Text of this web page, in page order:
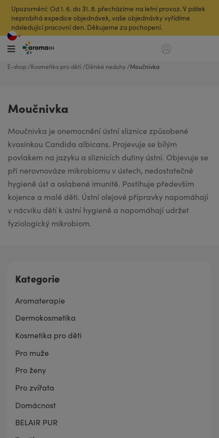
Upozornění: Od 1. 6. do 31. 8. přecházíme na letní provoz. V pátek
neprobíhá expedice objednávek, vaše objednávky vyřídíme
následující pracovní den. Děkujeme za pochopení.
E-shop Kosmetika pro děti Dětské neduhy Moučnivka
Moučnivka
Moučnivka je onemocnění ústní sliznice způsobené
kvasinkou Candida albicans. Projevuje se bílým
povlakem na jazyku a sliznicích dutiny ústní. Objevuje se
při nerovnováze mikrobiomu v ústech, nedostatečné
hygieně úst a oslabené imunitě. Postihuje především
kojence a malé děti. Ústní olejové přípravky napomáhají
v nácviku dětí k ústní hygieně a napomáhají udržet
fyziologický mikrobiom.
Kategorie
Aromaterapie
Dermokosmetika
Kosmetika pro děti
Pro muže
Pro ženy
Pro zvířata
Domácnost
BELAIR PUR